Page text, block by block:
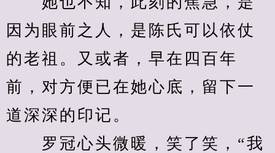
因为眼前之人，是陈氏可以依仗
的老祖。又或者，早在四百年
前，对方便已在她心底，留下一
道深深的印记。
罗冠心头微暖，笑了笑，“我